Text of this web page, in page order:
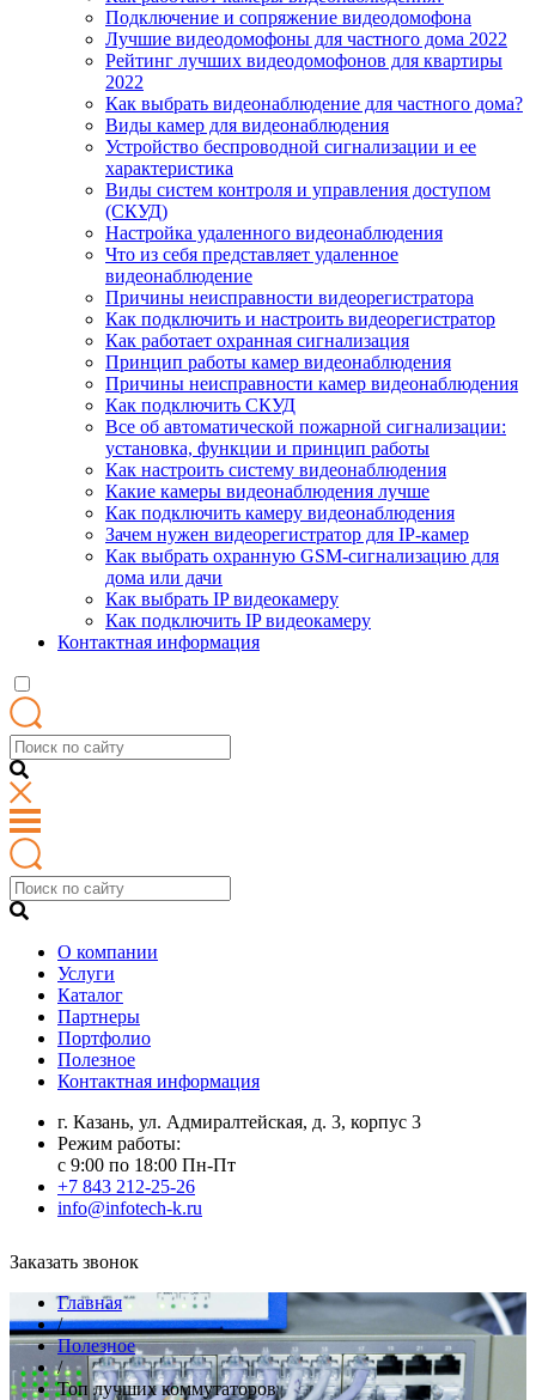
Подключение и сопряжение видеодомофона
Лучшие видеодомофоны для частного дома 2022
Рейтинг лучших видеодомофонов для квартиры
2022
Как выбрать видеонаблюдение для частного дома?
Виды камер для видеонаблюдения
Устройство беспроводной сигнализации и ее
характеристика
Виды систем контроля и управления доступом
(СКУД)
Настройка удаленного видеонаблюдения
Что из себя представляет удаленное
видеонаблюдение
Причины неисправности видеорегистратора
Как подключить и настроить видеорегистратор
Как работает охранная сигнализация
Принцип работы камер видеонаблюдения
Причины неисправности камер видеонаблюдения
Как подключить СКУД
Все об автоматической пожарной сигнализации:
установка, функции и принцип работы
Как настроить систему видеонаблюдения
Какие камеры видеонаблюдения лучше
Как подключить камеру видеонаблюдения
Зачем нужен видеорегистратор для IP-камер
Как выбрать охранную GSM-сигнализацию для
дома или дачи
Как выбрать IP видеокамеру
Как подключить IP видеокамеру
Контактная информация
О компании
Услуги
Каталог
Партнеры
Портфолио
Полезное
Контактная информация
г. Казань, ул. Адмиралтейская, д. 3, корпус 3
Режим работы:
с 9:00 по 18:00 Пн-Пт
+7 843 212-25-26
info@infotech-k.ru
Заказать звонок
Главная
/
Полезное
/
Топ лучших коммутаторов